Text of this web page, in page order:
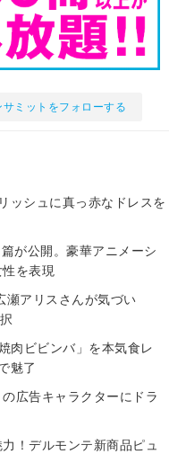
サミットをフォローする
ッシュに真っ赤なドレスを
が公開。豪華アニメーシ
を表現
瀬アリスさんが気づい
肉ビビンバ」を本気食レ
魅了
広告キャラクターにドラ
！デルモンテ新商品ピュ